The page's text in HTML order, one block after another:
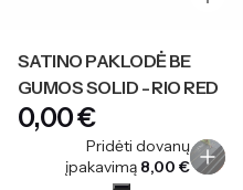
SATINO PAKLODĖ BE
GUMOS SOLID - RIO RED
€
Pridėti dovanų
įpakavimą 8,00 €